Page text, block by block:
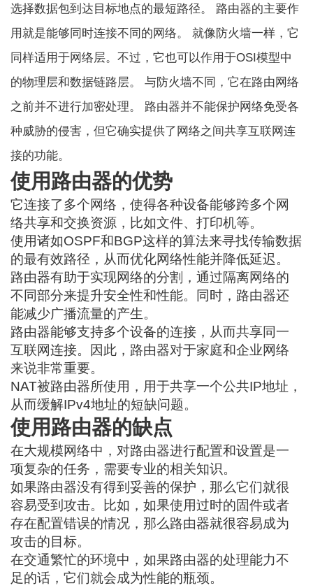
选择数据包到达目标地点的最短路径。 路由器的主要作
用就是能够同时连接不同的网络。 就像防火墙一样，它
同样适用于网络层。不过，它也可以作用于OSI模型中
的物理层和数据链路层。 与防火墙不同，它在路由网络
之前并不进行加密处理。 路由器并不能保护网络免受各
种威胁的侵害，但它确实提供了网络之间共享互联网连
接的功能。
使用路由器的优势
它连接了多个网络，使得各种设备能够跨多个网
络共享和交换资源，比如文件、打印机等。
使用诸如OSPF和BGP这样的算法来寻找传输数据
的最有效路径，从而优化网络性能并降低延迟。
路由器有助于实现网络的分割，通过隔离网络的
不同部分来提升安全性和性能。同时，路由器还
能减少广播流量的产生。
路由器能够支持多个设备的连接，从而共享同一
互联网连接。因此，路由器对于家庭和企业网络
来说非常重要。
NAT被路由器所使用，用于共享一个公共IP地址，
从而缓解IPv4地址的短缺问题。
使用路由器的缺点
在大规模网络中，对路由器进行配置和设置是一
项复杂的任务，需要专业的相关知识。
如果路由器没有得到妥善的保护，那么它们就很
容易受到攻击。比如，如果使用过时的固件或者
存在配置错误的情况，那么路由器就很容易成为
攻击的目标。
在交通繁忙的环境中，如果路由器的处理能力不
足的话，它们就会成为性能的瓶颈。